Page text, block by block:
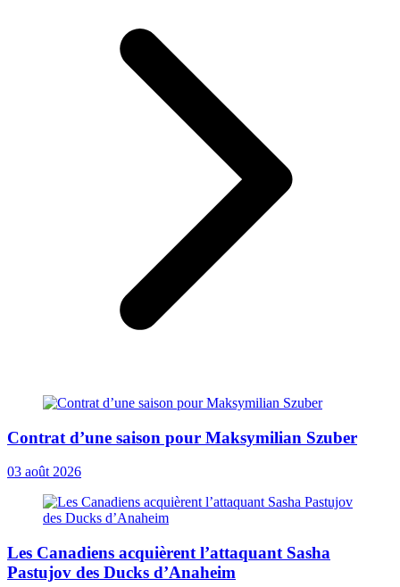
Contrat d’une saison pour Maksymilian Szuber
03 août 2026
Les Canadiens acquièrent l’attaquant Sasha
Pastujov des Ducks d’Anaheim